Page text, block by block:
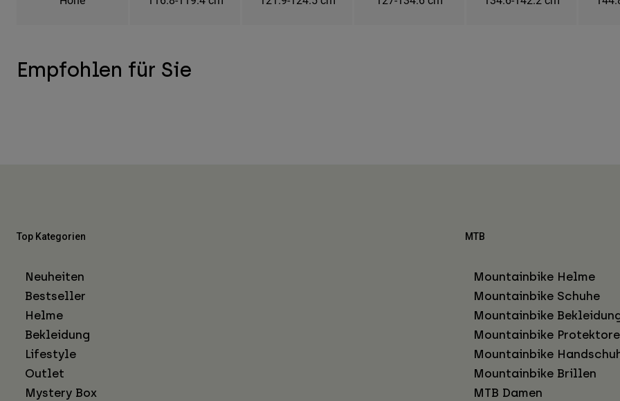
Empfohlen für Sie
Top Kategorien
Neuheiten
Bestseller
Helme
Bekleidung
Lifestyle
Outlet
Mystery Box
MTB
Mountainbike Helme
Mountainbike Schuhe
Mountainbike
Mountainbike
Mountainbike
Mountainbike Brillen
MTB Damen